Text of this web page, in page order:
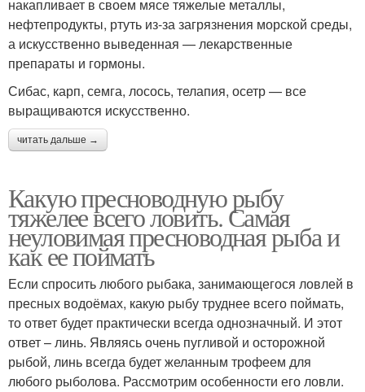
накапливает в своем мясе тяжелые металлы,
нефтепродукты, ртуть из-за загрязнения морской среды,
а искусственно выведенная — лекарственные
препараты и гормоны.
Сибас, карп, семга, лосось, телапия, осетр — все
выращиваются искусственно.
читать дальше →
Какую пресноводную рыбу
тяжелее всего ловить. Самая
неуловимая пресноводная рыба и
как ее поймать
Если спросить любого рыбака, занимающегося ловлей в
пресных водоёмах, какую рыбу труднее всего поймать,
то ответ будет практически всегда однозначный. И этот
ответ – линь. Являясь очень пугливой и осторожной
рыбой, линь всегда будет желанным трофеем для
любого рыболова. Рассмотрим особенности его ловли.